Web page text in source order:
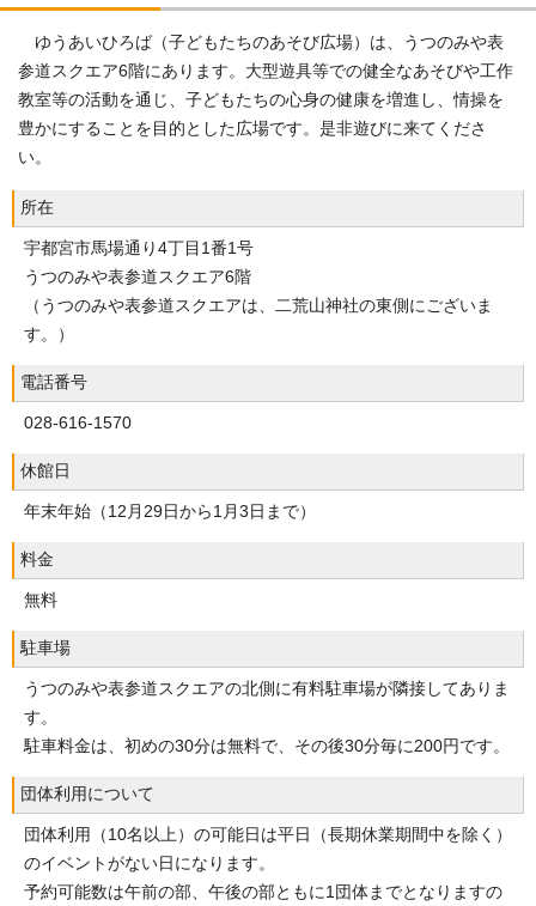
ゆうあいひろば（子どもたちのあそび広場）は、うつのみや表
参道スクエア6階にあります。大型遊具等での健全なあそびや工作
教室等の活動を通じ、子どもたちの心身の健康を増進し、情操を
豊かにすることを目的とした広場です。是非遊びに来てくださ
い。
所在
宇都宮市馬場通り4丁目1番1号
うつのみや表参道スクエア6階
（うつのみや表参道スクエアは、二荒山神社の東側にございま
す。）
電話番号
028-616-1570
休館日
年末年始（12月29日から1月3日まで）
料金
無料
駐車場
うつのみや表参道スクエアの北側に有料駐車場が隣接してありま
す。
駐車料金は、初めの30分は無料で、その後30分毎に200円です。
団体利用について
団体利用（10名以上）の可能日は平日（長期休業期間中を除く）
のイベントがない日になります。
予約可能数は午前の部、午後の部ともに1団体までとなりますの